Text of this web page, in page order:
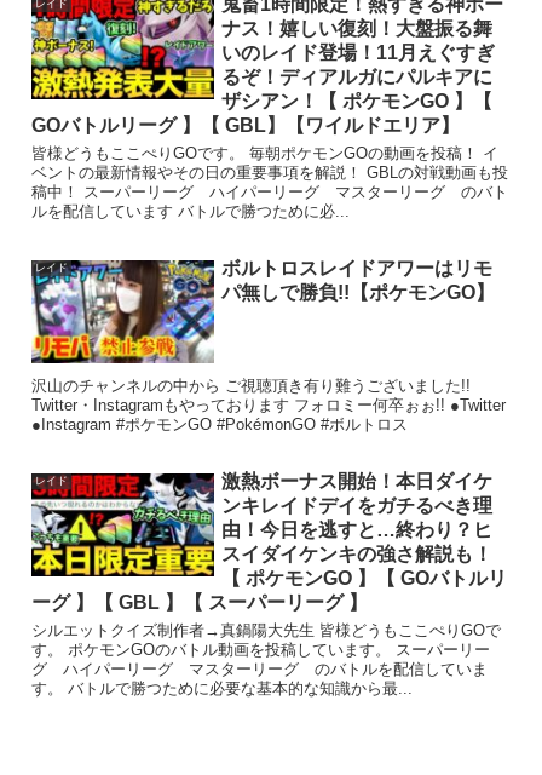
レイド
鬼畜1時間限定！熱すぎる神ボー
ナス！嬉しい復刻！大盤振る舞
いのレイド登場！11月えぐすぎ
るぞ！ディアルガにパルキアに
ザシアン！【 ポケモンGO 】【
GOバトルリーグ 】【 GBL】【ワイルドエリア】
皆様どうもここぺりGOです。 毎朝ポケモンGOの動画を投稿！ イ
ベントの最新情報やその日の重要事項を解説！ GBLの対戦動画も投
稿中！ スーパーリーグ ハイパーリーグ マスターリーグ のバト
ルを配信しています バトルで勝つために必...
レイド
ボルトロスレイドアワーはリモ
パ無しで勝負!!【ポケモンGO】
沢山のチャンネルの中から ご視聴頂き有り難うございました!!
Twitter・Instagramもやっております フォロミー何卒ぉぉ!! ●Twitter
●Instagram #ポケモンGO #PokémonGO #ボルトロス
レイド
激熱ボーナス開始！本日ダイケ
ンキレイドデイをガチるべき理
由！今日を逃すと…終わり？ヒ
スイダイケンキの強さ解説も！
【 ポケモンGO 】【 GOバトルリ
ーグ 】【 GBL 】【 スーパーリーグ 】
シルエットクイズ制作者→真鍋陽大先生 皆様どうもここぺりGOで
す。 ポケモンGOのバトル動画を投稿しています。 スーパーリー
グ ハイパーリーグ マスターリーグ のバトルを配信していま
す。 バトルで勝つために必要な基本的な知識から最...